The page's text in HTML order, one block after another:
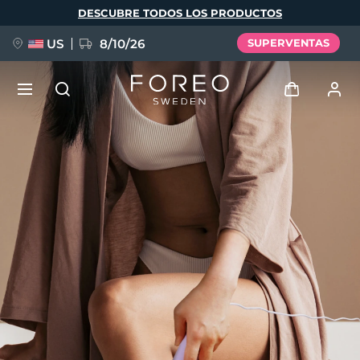
DESCUBRE TODOS LOS PRODUCTOS
US 8/10/26 SUPERVENTAS
Iniciar sesión
Perfil de usuario
Mis dispositivos
Mis pedidos
Mis direcciones
Mis suscripciones
NUEVO
FAQ™ Pure Beauty-Tech Elixir
BREAKING NEWS
issa™ Teeth Whitening Set
Idioma
English Deutsch
Español
Français
Italiano
Português
Polski
Svenska
Русский
Türkçe
简体中文 繁體中文